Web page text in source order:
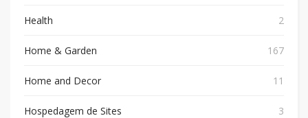
Health 2
Home & Garden 167
Home and Decor 11
Hospedagem de Sites 3